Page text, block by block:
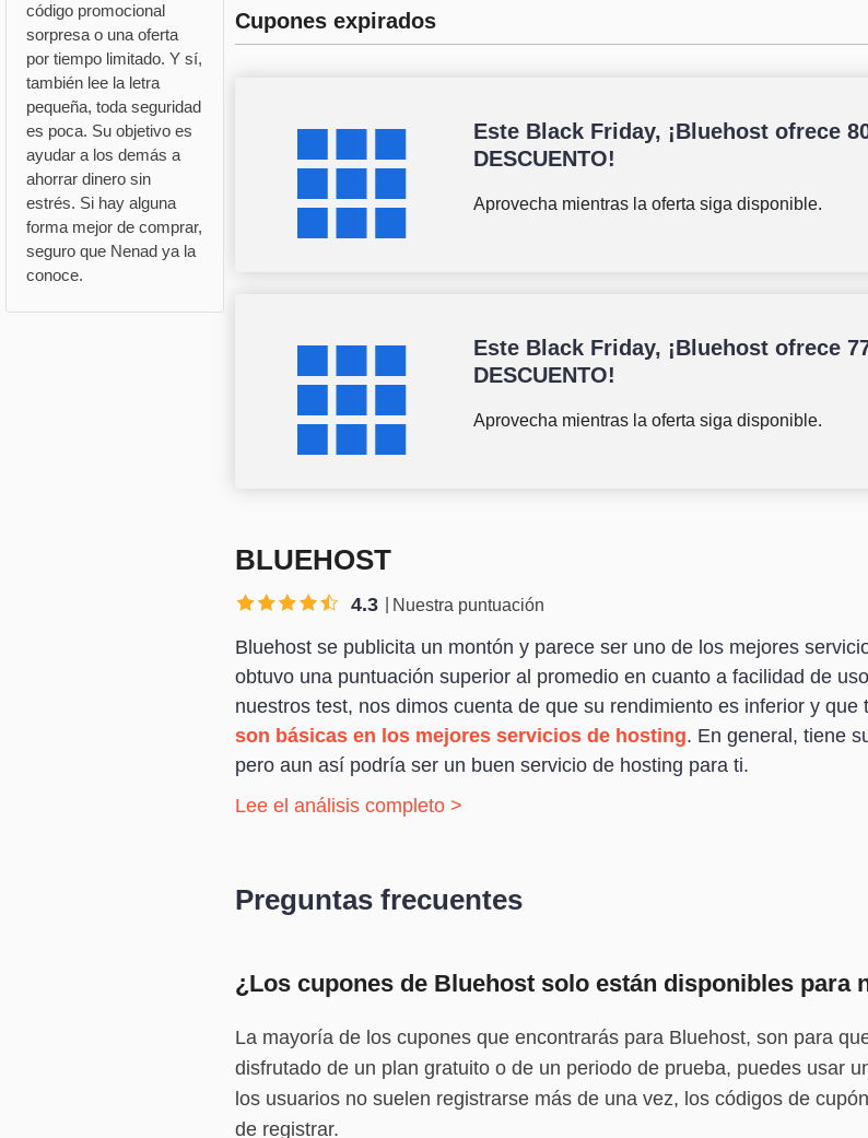
código promocional
sorpresa o una oferta
por tiempo limitado. Y sí,
también lee la letra
pequeña, toda seguridad
es poca. Su objetivo es
ayudar a los demás a
ahorrar dinero sin
estrés. Si hay alguna
forma mejor de comprar,
seguro que Nenad ya la
conoce.
Cupones expirados
Este Black Friday, ¡Bluehost ofrece
DESCUENTO!
Aprovecha mientras la oferta siga disponible.
Este Black Friday, ¡Bluehost ofrece
DESCUENTO!
Aprovecha mientras la oferta siga disponible.
BLUEHOST
4.3 Nuestra puntuación
Bluehost se publicita un montón y parece ser uno de los mejores
obtuvo una puntuación superior al promedio en cuanto a facilidad de
nuestros test, nos dimos cuenta de que su rendimiento es inferior y que
son básicas en los mejores servicios de hosting. En general, tiene
pero aun así podría ser un buen servicio de hosting para ti.
Lee el análisis completo >
Preguntas frecuentes
¿Los cupones de Bluehost solo están disponibles para
La mayoría de los cupones que encontrarás para Bluehost, son para
disfrutado de un plan gratuito o de un periodo de prueba, puedes usar
los usuarios no suelen registrarse más de una vez, los códigos de
de registrar.